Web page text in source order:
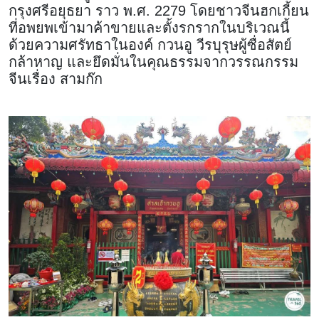
กรุงศรีอยุธยา ราว พ.ศ. 2279 โดยชาวจีนฮกเกี้ยน
ที่อพยพเข้ามาค้าขายและตั้งรกรากในบริเวณนี้
ด้วยความศรัทธาในองค์ กวนอู วีรบุรุษผู้ซื่อสัตย์
กล้าหาญ และยึดมั่นในคุณธรรมจากวรรณกรรม
จีนเรื่อง สามก๊ก